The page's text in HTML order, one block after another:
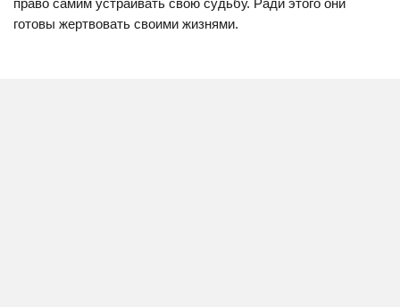
право самим устраивать свою судьбу. Ради этого они
готовы жертвовать своими жизнями.